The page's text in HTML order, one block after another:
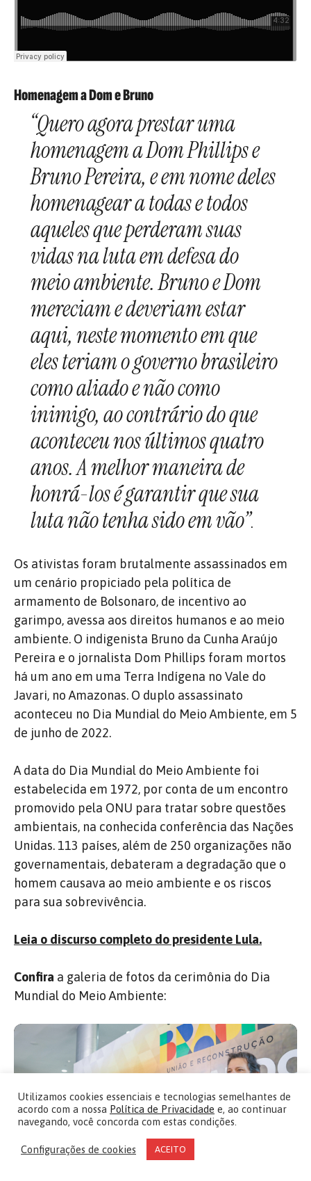
Homenagem a Dom e Bruno
“Quero agora prestar uma
homenagem a Dom Phillips e
Bruno Pereira, e em nome deles
homenagear a todas e todos
aqueles que perderam suas
vidas na luta em defesa do
meio ambiente. Bruno e Dom
mereciam e deveriam estar
aqui, neste momento em que
eles teriam o governo brasileiro
como aliado e não como
inimigo, ao contrário do que
aconteceu nos últimos quatro
anos. A melhor maneira de
honrá-los é garantir que sua
luta não tenha sido em vão”.
Os ativistas foram brutalmente assassinados em
um cenário propiciado pela política de
armamento de Bolsonaro, de incentivo ao
garimpo, avessa aos direitos humanos e ao meio
ambiente. O indigenista Bruno da Cunha Araújo
Pereira e o jornalista Dom Phillips foram mortos
há um ano em uma Terra Indígena no Vale do
Javari, no Amazonas. O duplo assassinato
aconteceu no Dia Mundial do Meio Ambiente, em 5
de junho de 2022.
A data do Dia Mundial do Meio Ambiente foi
estabelecida em 1972, por conta de um encontro
promovido pela ONU para tratar sobre questões
ambientais, na conhecida conferência das Nações
Unidas. 113 países, além de 250 organizações não
governamentais, debateram a degradação que o
homem causava ao meio ambiente e os riscos
para sua sobrevivência.
Leia o discurso completo do presidente Lula.
Confira a galeria de fotos da cerimônia do Dia
Mundial do Meio Ambiente:
Utilizamos cookies essenciais e tecnologias semelhantes de
acordo com a nossa Política de Privacidade e, ao continuar
navegando, você concorda com estas condições.
Configurações de cookies ACEITO